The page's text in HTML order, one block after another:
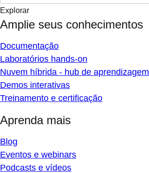
Explorar
Amplie seus conhecimentos
Documentação
Laboratórios hands-on
Nuvem híbrida - hub de aprendizagem
Demos interativas
Treinamento e certificação
Aprenda mais
Blog
Eventos e webinars
Podcasts e vídeos